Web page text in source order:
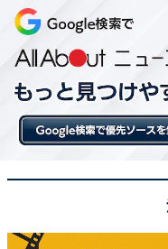
「黒毛和牛握り」（18～27日
フェア全体を通して
の乗りが抜群の「炙り
が特長の「北海道産さ